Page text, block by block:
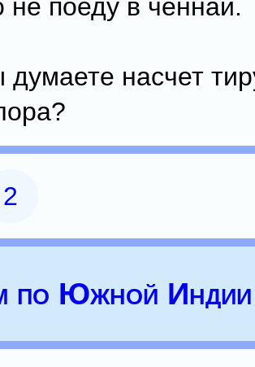
не поеду в ченнай.
думаете насчет
2
по Южной